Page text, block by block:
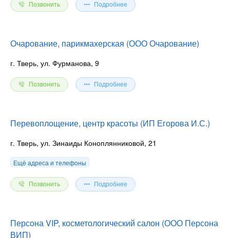
Позвонить Подробнее
Очарование, парикмахерская (ООО Очарование)
г. Тверь, ул. Фурманова, 9
Позвонить Подробнее
Перевоплощение, центр красоты (ИП Егорова И.С.)
г. Тверь, ул. Зинаиды Коноплянниковой, 21
Ещё адреса и телефоны
Позвонить Подробнее
Персона VIP, косметологический салон (ООО Персона
ВИП)